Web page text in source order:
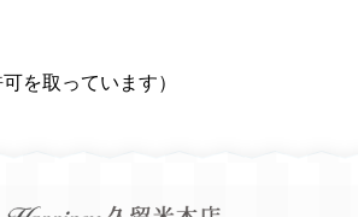
を取っています）